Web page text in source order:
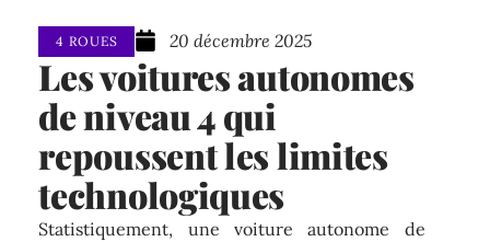
4 ROUES 20 décembre 2025
Les voitures autonomes
de niveau 4 qui
repoussent les limites
technologiques
Statistiquement, une voiture autonome de